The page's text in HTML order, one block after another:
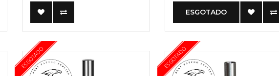
ESGOTADO
ESGOTADO ESGOTADO